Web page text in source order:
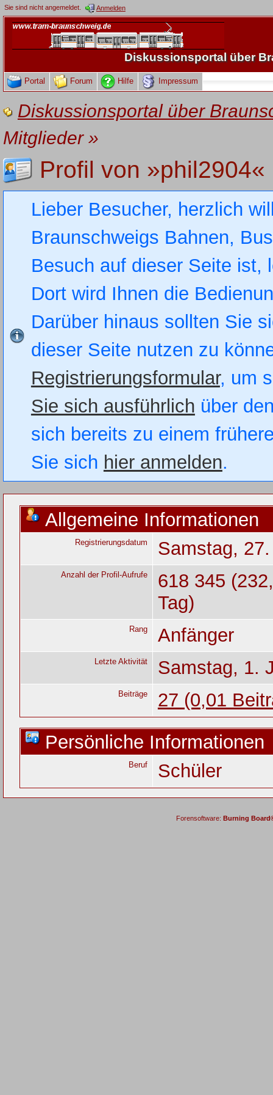
Sie sind nicht angemeldet. Anmelden
Diskussionsportal über
Portal Forum Hilfe Impressum
Diskussionsportal über
Mitglieder»
Profil von »phil2904«
Lieber Besucher, herzlich
Braunschweigs Bahnen,
Besuch auf dieser Seite
Dort wird Ihnen die
Darüber hinaus sollten Sie
dieser Seite nutzen zu
Registrierungsformular, um
Sie sich ausführlich über
sich bereits zu einem
Sie sich hier anmelden.
Allgemeine Informationen
Registrierungsdatum Samstag,
Anzahl der Profil-Aufrufe
618 345
Tag)
Rang Anfänger
Letzte Aktivität Samstag, 1.
Beiträge
27 (0,01
Persönliche Informationen
Beruf Schüler
Forensoftware: Burning